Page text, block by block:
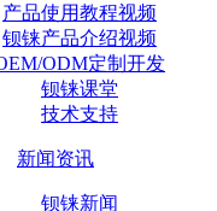
产品使用教程视频
钡铼产品介绍视频
ODM定制开发
钡铼课堂
技术支持
新闻资讯
钡铼新闻